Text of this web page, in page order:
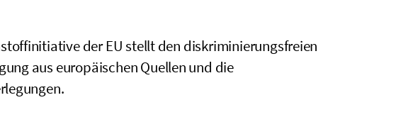
der EU stellt den diskriminierungsfreien
aus europäischen Quellen und die